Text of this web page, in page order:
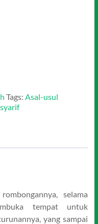
Tags: Asal-usul
selama
tempat untuk
yang sampai